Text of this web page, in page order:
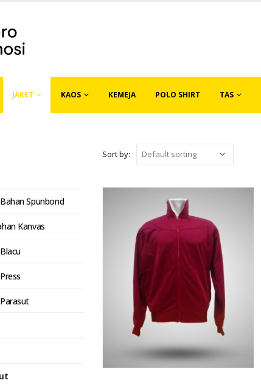
JAKET KAOS KEMEJA POLO SHIRT TAS
Sort by:
Spunbond
Kanvas